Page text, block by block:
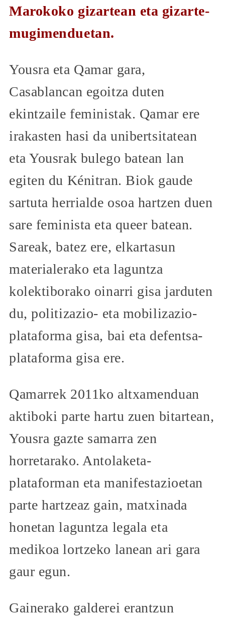
Marokoko gizartean eta gizarte-
mugimenduetan.
Yousra eta Qamar gara,
Casablancan egoitza duten
ekintzaile feministak. Qamar ere
irakasten hasi da unibertsitatean
eta Yousrak bulego batean lan
egiten du Kénitran. Biok gaude
sartuta herrialde osoa hartzen duen
sare feminista eta queer batean.
Sareak, batez ere, elkartasun
materialerako eta laguntza
kolektiborako oinarri gisa jarduten
du, politizazio- eta mobilizazio-
plataforma gisa, bai eta defentsa-
plataforma gisa ere.
Qamarrek 2011ko altxamenduan
aktiboki parte hartu zuen bitartean,
Yousra gazte samarra zen
horretarako. Antolaketa-
plataforman eta manifestazioetan
parte hartzeaz gain, matxinada
honetan laguntza legala eta
medikoa lortzeko lanean ari gara
gaur egun.
Gainerako galderei erantzun